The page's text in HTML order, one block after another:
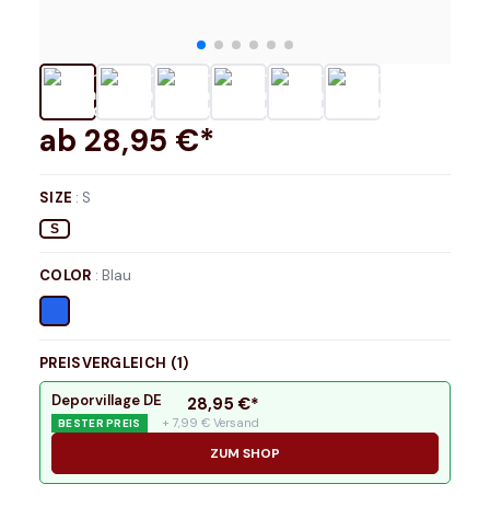
ab 28,95 €*
SIZE : S
S
COLOR : Blau
PREISVERGLEICH (1)
Deporvillage DE
BESTER PREIS
28,95 €*
+ 7,99 € Versand
ZUM SHOP